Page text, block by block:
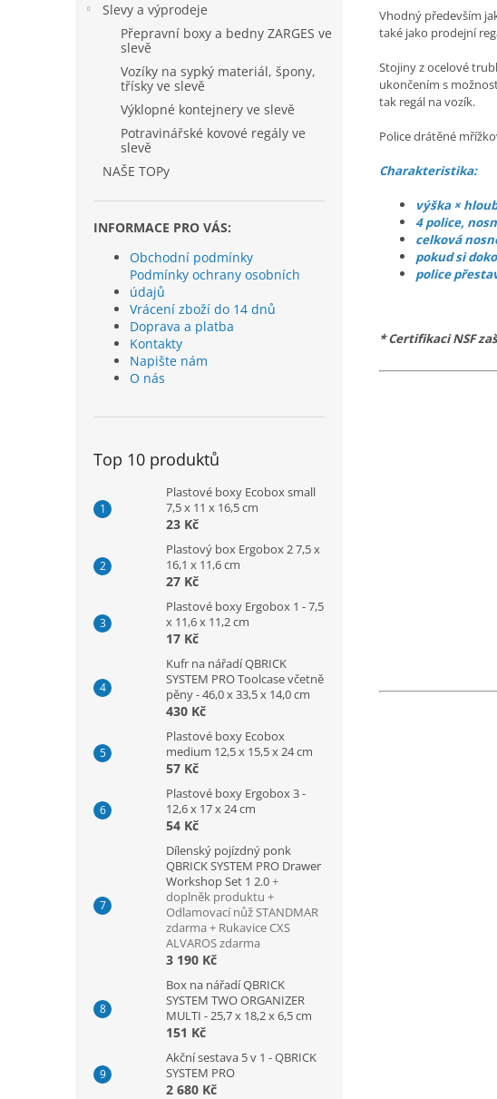
Slevy a výprodeje
Přepravní boxy a bedny ZARGES ve
slevě
Vozíky na sypký materiál, špony,
třísky ve slevě
Výklopné kontejnery ve slevě
Potravinářské kovové regály ve
slevě
NAŠE TOPy
INFORMACE PRO VÁS:
Obchodní podmínky
Podmínky ochrany osobních
údajů
Vrácení zboží do 14 dnů
Doprava a platba
Kontakty
Napište nám
O nás
Top 10 produktů
Plastové boxy Ecobox small
7,5 x 11 x 16,5 cm
23 Kč
Plastový box Ergobox 2 7,5 x
16,1 x 11,6 cm
27 Kč
Plastové boxy Ergobox 1 - 7,5
x 11,6 x 11,2 cm
17 Kč
Kufr na nářadí QBRICK
SYSTEM PRO Toolcase včetně
pěny - 46,0 x 33,5 x 14,0 cm
430 Kč
Plastové boxy Ecobox
medium 12,5 x 15,5 x 24 cm
57 Kč
Plastové boxy Ergobox 3 -
12,6 x 17 x 24 cm
54 Kč
Dílenský pojízdný ponk
QBRICK SYSTEM PRO Drawer
Workshop Set 1 2.0+
doplněk produktu +
Odlamovací nůž STANDMAR
zdarma + Rukavice CXS
ALVAROS zdarma
3 190 Kč
Box na nářadí QBRICK
SYSTEM TWO ORGANIZER
MULTI - 25,7 x 18,2 x 6,5 cm
151 Kč
Akční sestava 5 v 1 - QBRICK
SYSTEM PRO
2 680 Kč
Vhodný především
také jako prodejní
Stojiny z ocelové
ukončením s
tak regál na vozík.
Police drátěné
Charakteristika:
výška ×
4 police,
celková
pokud si
police
* Certifikaci NSF